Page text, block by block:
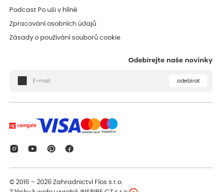
Podcast Po uši v hlíně
Zpracování osobních údajů
Zásady o používání souborů cookie
Odebírejte naše novinky
odebírat
© 2016 – 2026Zahradnictví Flos s.r.o.